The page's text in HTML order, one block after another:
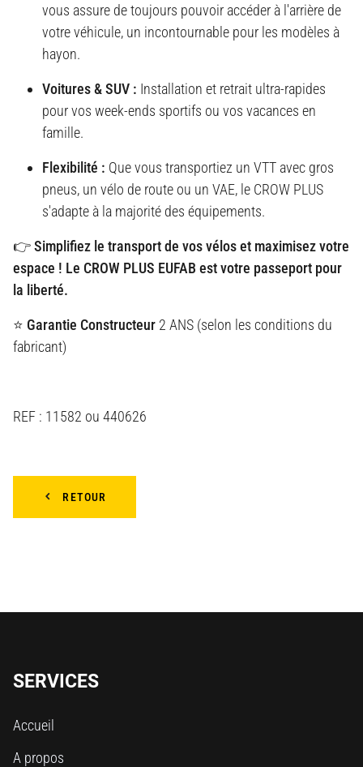
vous assure de toujours pouvoir accéder à l'arrière de
votre véhicule, un incontournable pour les modèles à
hayon.
Voitures & SUV : Installation et retrait ultra-rapides
pour vos week-ends sportifs ou vos vacances en
famille.
Flexibilité : Que vous transportiez un VTT avec gros
pneus, un vélo de route ou un VAE, le CROW PLUS
s'adapte à la majorité des équipements.
👉 Simplifiez le transport de vos vélos et maximisez votre
espace ! Le CROW PLUS EUFAB est votre passeport pour
la liberté.
⭐ Garantie Constructeur 2 ANS (selon les conditions du
fabricant)
REF : 11582 ou 440626
RETOUR
SERVICES
Accueil
A propos